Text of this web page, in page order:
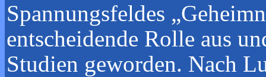
Spannungsfeldes
entscheidende Rolle aus
Studien geworden. Nach